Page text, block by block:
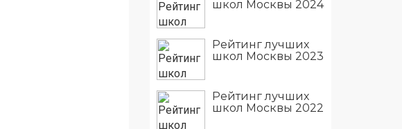
школ Москвы 2024
Рейтинг лучших
школ Москвы 2023
Рейтинг лучших
школ Москвы 2022